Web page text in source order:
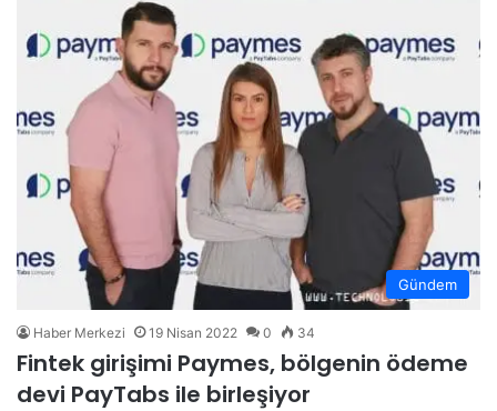
Gündem
Haber Merkezi 19 Nisan 2022 0 34
Fintek girişimi Paymes, bölgenin ödeme
devi PayTabs ile birleşiyor